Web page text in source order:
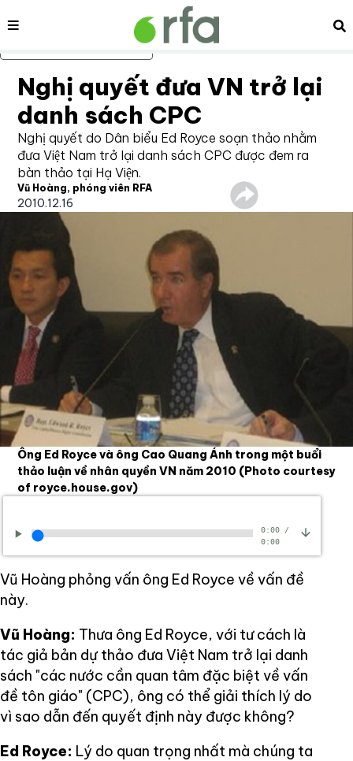
Bỏ qua nội dung chính
Nội dung
Nghị quyết đưa VN trở lại
danh sách CPC
Nghị quyết do Dân biểu Ed Royce soạn thảo nhằm
đưa Việt Nam trở lại danh sách CPC được đem ra
bàn thảo tại Hạ Viện.
Vũ Hoàng, phóng viên RFA
2010.12.16
Ông Ed Royce và ông Cao Quang Ánh trong một buổi
thảo luận về nhân quyền VN năm 2010 (Photo courtesy
of royce.house.gov)
0:00/
0:00
Vũ Hoàng phỏng vấn ông Ed Royce về vấn đề
này.
Vũ Hoàng: Thưa ông Ed Royce, với tư cách là
tác giả bản dự thảo đưa Việt Nam trở lại danh
sách "các nước cần quan tâm đặc biệt về vấn
đề tôn giáo" (CPC), ông có thể giải thích lý do
vì sao dẫn đến quyết định này được không?
Ed Royce: Lý do quan trọng nhất mà chúng ta